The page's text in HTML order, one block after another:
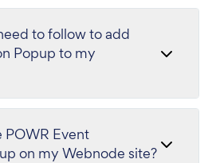
to follow to add
Popup to my
POWR Event
on my Webnode site?